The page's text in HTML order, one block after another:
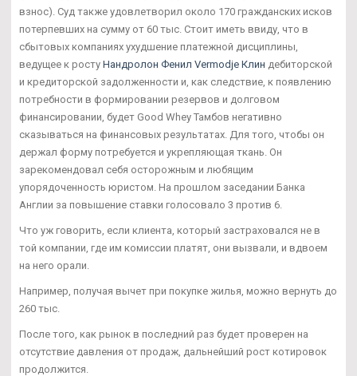
взнос). Суд также удовлетворил около 170 гражданских исков
потерпевших на сумму от 60 тыс. Стоит иметь ввиду, что в
сбытовых компаниях ухудшение платежной дисциплины,
ведущее к росту Нандролон Фенил Vermodje Клин дебиторской
и кредиторской задолженности и, как следствие, к появлению
потребности в формировании резервов и долговом
финансировании, будет Good Whey Тамбов негативно
сказываться на финансовых результатах. Для того, чтобы он
держал форму потребуется и укрепляющая ткань. Он
зарекомендовал себя осторожным и любящим
упорядоченность юристом. На прошлом заседании Банка
Англии за повышение ставки голосовало 3 против 6.
Что уж говорить, если клиента, который застраховался не в
той компании, где им комиссии платят, они вызвали, и вдвоем
на него орали.
Например, получая вычет при покупке жилья, можно вернуть до
260 тыс.
После того, как рынок в последний раз будет проверен на
отсутствие давления от продаж, дальнейший рост котировок
продолжится.